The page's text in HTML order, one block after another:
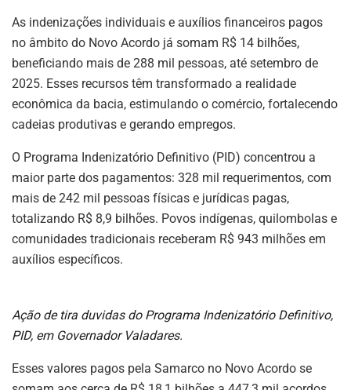
As indenizações individuais e auxílios financeiros pagos
no âmbito do Novo Acordo já somam R$ 14 bilhões,
beneficiando mais de 288 mil pessoas, até setembro de
2025. Esses recursos têm transformado a realidade
econômica da bacia, estimulando o comércio, fortalecendo
cadeias produtivas e gerando empregos.
O Programa Indenizatório Definitivo (PID) concentrou a
maior parte dos pagamentos: 328 mil requerimentos, com
mais de 242 mil pessoas físicas e jurídicas pagas,
totalizando R$ 8,9 bilhões. Povos indígenas, quilombolas e
comunidades tradicionais receberam R$ 943 milhões em
auxílios específicos.
Ação de tira duvidas do Programa Indenizatório Definitivo,
PID, em Governador Valadares.
Esses valores pagos pela Samarco no Novo Acordo se